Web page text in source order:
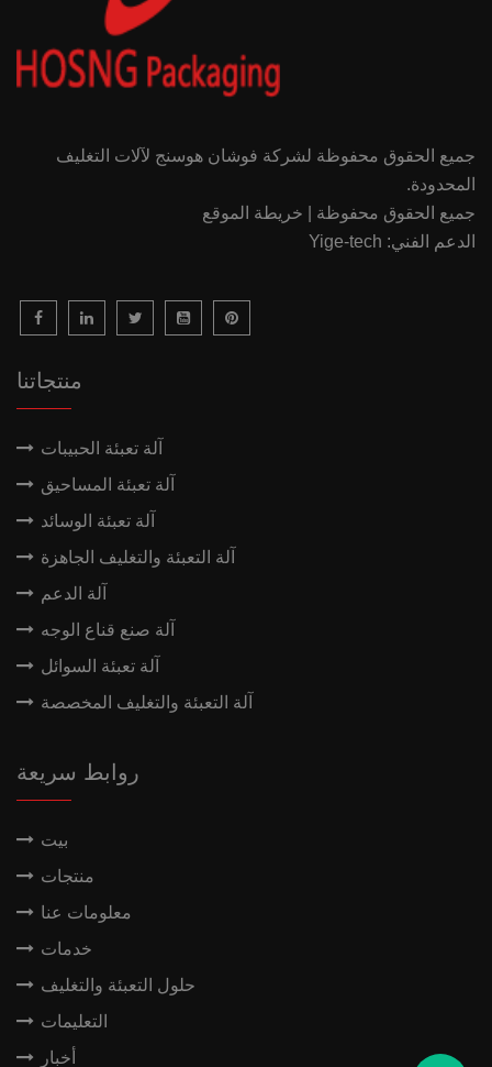
جميع الحقوق محفوظة لشركة فوشان هوسنج لآلات التغليف
المحدودة.
جميع الحقوق محفوظة | خريطة الموقع
الدعم الفني: Yige-tech
منتجاتنا
آلة تعبئة الحبيبات
آلة تعبئة المساحيق
آلة تعبئة الوسائد
آلة التعبئة والتغليف الجاهزة
آلة الدعم
آلة صنع قناع الوجه
آلة تعبئة السوائل
آلة التعبئة والتغليف المخصصة
روابط سريعة
بيت
منتجات
معلومات عنا
خدمات
حلول التعبئة والتغليف
التعليمات
أخبار